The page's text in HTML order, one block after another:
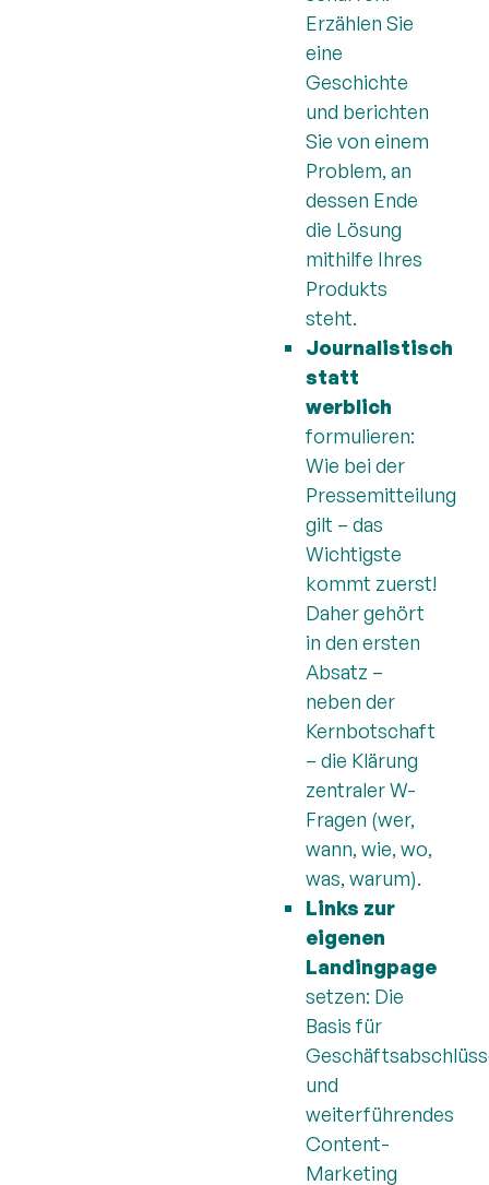
Erzählen Sie
eine
Geschichte
und berichten
Sie von einem
Problem, an
dessen Ende
die Lösung
mithilfe Ihres
Produkts
steht.
Journalistisch
statt
werblich
formulieren:
Wie bei der
Pressemitteilung
gilt – das
Wichtigste
kommt zuerst!
Daher gehört
in den ersten
Absatz –
neben der
Kernbotschaft
– die Klärung
zentraler W-
Fragen (wer,
wann, wie, wo,
was, warum).
Links zur
eigenen
Landingpage
setzen: Die
Basis für
und
weiterführendes
Content-
Marketing